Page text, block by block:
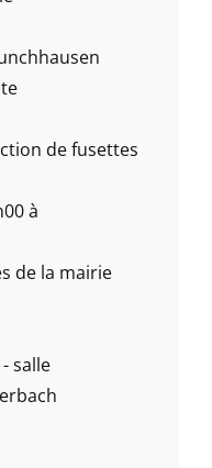
de fusettes
à
de la mairie
salle